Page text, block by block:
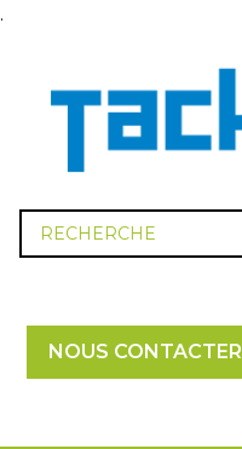
.
Recherche
de
produits
NOUS CONTACTER